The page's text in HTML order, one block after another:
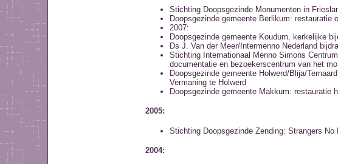
Stichting Doopsgezinde Monumenten in
Doopsgezinde gemeente Berlikum: restauratie
2007:
Doopsgezinde gemeente Koudum, kerkelijke
Ds J. Van der Meer/Intermenno Nederland
Stichting Internationaal Menno Simons
documentatie en bezoekerscentrum van het
Doopsgezinde gemeente Holwerd/Blija/
Vermaning te Holwerd
Doopsgezinde gemeente Makkum: restauratie
2005:
Stichting Doopsgezinde Zending: Strangers No
2004: